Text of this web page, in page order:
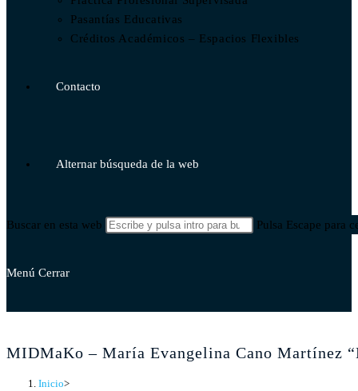
Pasantías Educativas
Créditos Académicos – Espacios Flexibles
Contacto
Alternar búsqueda de la web
Buscar en esta web Pulsa Escape para
Menú Cerrar
MIDMaKo – María Evangelina Cano Martínez
Inicio>